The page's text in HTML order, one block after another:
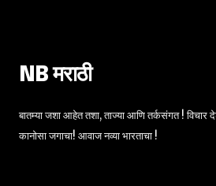
NB मराठी
बातम्या जशा आहेत तशा, ताज्या आणि तर्कसंगत ! विचार
कानोसा जगाचा! आवाज नव्या भारताचा !